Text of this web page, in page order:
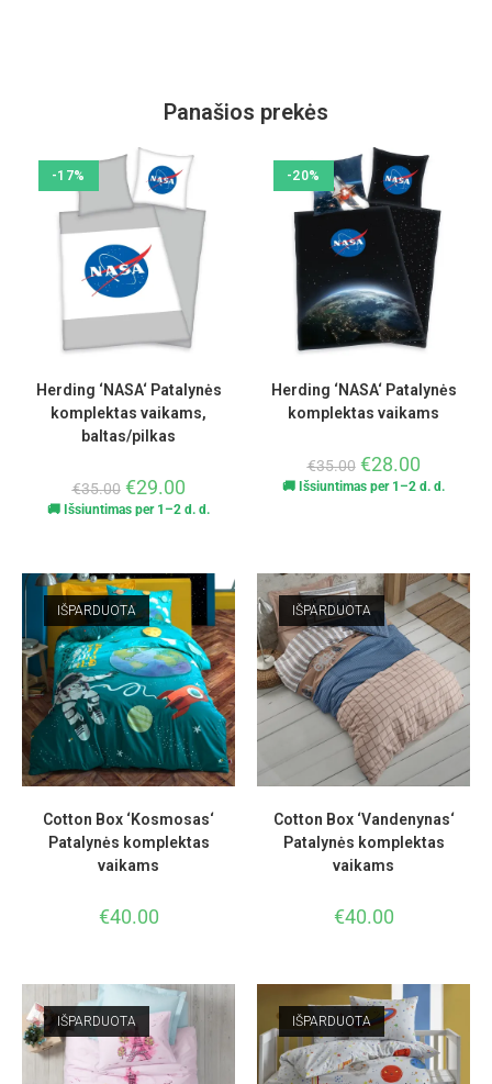
Panašios prekės
-17%
Herding ‘NASA‘ Patalynės
komplektas vaikams,
baltas/pilkas
€35.00 €29.00
🚚 Išsiuntimas per 1–2 d. d.
-20%
Herding ‘NASA‘ Patalynės
komplektas vaikams
€35.00 €28.00
🚚 Išsiuntimas per 1–2 d. d.
IŠPARDUOTA
Cotton Box ‘Kosmosas‘
Patalynės komplektas
vaikams
€40.00
IŠPARDUOTA
Cotton Box ‘Vandenynas‘
Patalynės komplektas
vaikams
€40.00
IŠPARDUOTA IŠPARDUOTA